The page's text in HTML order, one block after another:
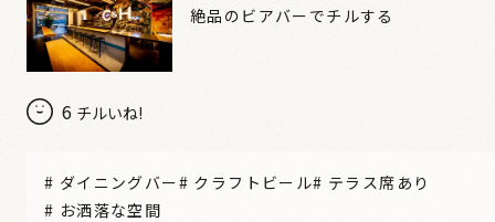
6 チルいね!
絶品のビアバーでチルする
# ダイニングバー# クラフトビール# テラス席あり
# お洒落な空間